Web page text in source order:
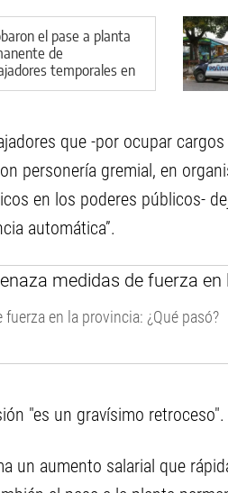
el pase a planta
de
temporales en
que -por ocupar
personería gremial, en
en los poderes públicos-
automática”.
en la provincia: ¿Qué pasó?
"es un gravísimo retroceso".
un aumento salarial que